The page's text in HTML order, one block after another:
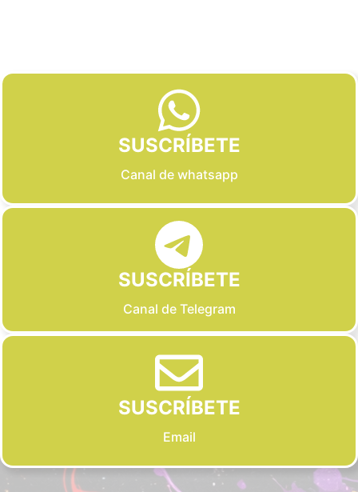
SUSCRÍBETE
Canal de whatsapp
SUSCRÍBETE
Canal de Telegram
SUSCRÍBETE
Email